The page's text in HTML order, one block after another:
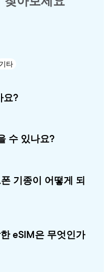
기타
요?
수 있나요?
기종이 어떻게 되
eSIM은 무엇인가